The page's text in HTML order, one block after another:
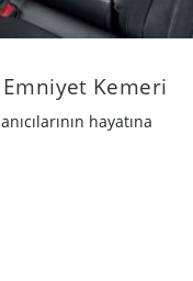
Emniyet Kemeri
hayatına